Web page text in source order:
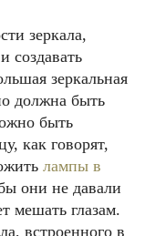
зеркала,
создавать
зеркальная
должна быть
быть
как говорят,
лампы в
они не давали
мешать глазам.
встроенного в